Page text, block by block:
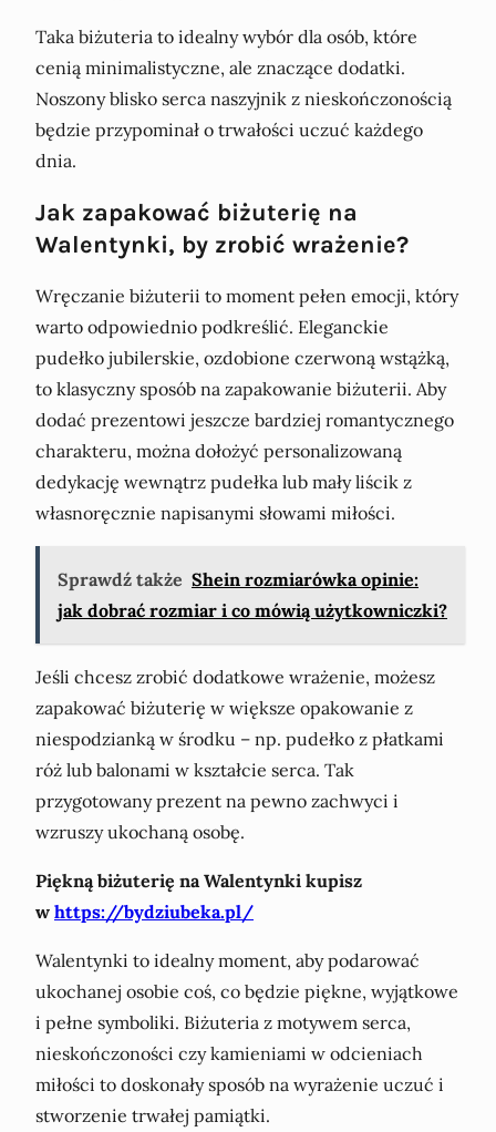
Taka biżuteria to idealny wybór dla osób, które
cenią minimalistyczne, ale znaczące dodatki.
Noszony blisko serca naszyjnik z nieskończonością
będzie przypominał o trwałości uczuć każdego
dnia.
Jak zapakować biżuterię na
Walentynki, by zrobić wrażenie?
Wręczanie biżuterii to moment pełen emocji, który
warto odpowiednio podkreślić. Eleganckie
pudełko jubilerskie, ozdobione czerwoną wstążką,
to klasyczny sposób na zapakowanie biżuterii. Aby
dodać prezentowi jeszcze bardziej romantycznego
charakteru, można dołożyć personalizowaną
dedykację wewnątrz pudełka lub mały liścik z
własnoręcznie napisanymi słowami miłości.
Sprawdź także Shein rozmiarówka opinie:
jak dobrać rozmiar i co mówią użytkowniczki?
Jeśli chcesz zrobić dodatkowe wrażenie, możesz
zapakować biżuterię w większe opakowanie z
niespodzianką w środku – np. pudełko z płatkami
róż lub balonami w kształcie serca. Tak
przygotowany prezent na pewno zachwyci i
wzruszy ukochaną osobę.
Piękną biżuterię na Walentynki kupisz
w https://bydziubeka.pl/
Walentynki to idealny moment, aby podarować
ukochanej osobie coś, co będzie piękne, wyjątkowe
i pełne symboliki. Biżuteria z motywem serca,
nieskończoności czy kamieniami w odcieniach
miłości to doskonały sposób na wyrażenie uczuć i
stworzenie trwałej pamiątki.